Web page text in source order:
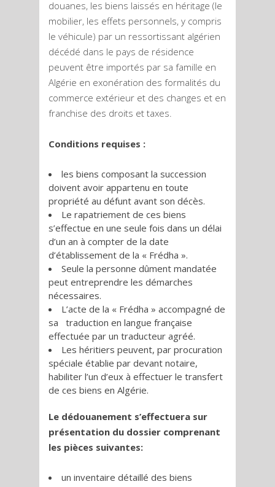
douanes, les biens laissés en héritage (le
mobilier, les effets personnels, y compris
le véhicule) par un ressortissant algérien
décédé dans le pays de résidence
peuvent être importés par sa famille en
Algérie en exonération des formalités du
commerce extérieur et des changes et en
franchise des droits et taxes.
Conditions requises :
les biens composant la succession
doivent avoir appartenu en toute
propriété au défunt avant son décès.
Le rapatriement de ces biens
s’effectue en une seule fois dans un délai
d’un an à compter de la date
d’établissement de la « Frédha ».
Seule la personne dûment mandatée
peut entreprendre les démarches
nécessaires.
L’acte de la « Frédha » accompagné de
sa traduction en langue française
effectuée par un traducteur agréé.
Les héritiers peuvent, par procuration
spéciale établie par devant notaire,
habiliter l’un d’eux à effectuer le transfert
de ces biens en Algérie.
Le dédouanement s’effectuera sur
présentation du dossier comprenant
les pièces suivantes:
un inventaire détaillé des biens